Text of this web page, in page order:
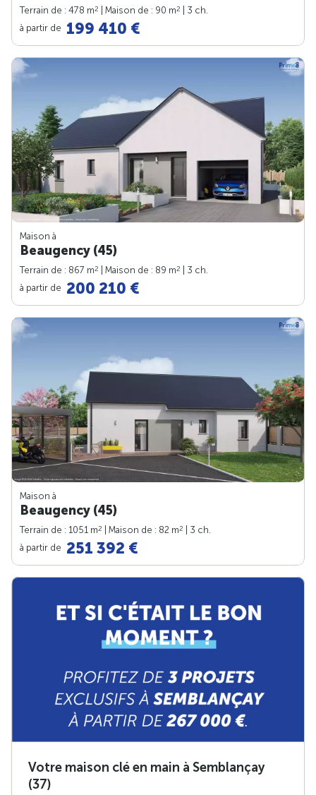
Terrain de : 478 m2 | Maison de : 90 m2
| 3 ch.
à partir de 199 410 €
Maison à
Beaugency (45)
Terrain de : 867 m2 | Maison de : 89 m2
| 3 ch.
à partir de 200 210 €
Maison à
Beaugency (45)
Terrain de : 1051 m2 | Maison de : 82 m2
| 3 ch.
à partir de 251 392 €
Votre maison clé en main à Semblançay
(37)